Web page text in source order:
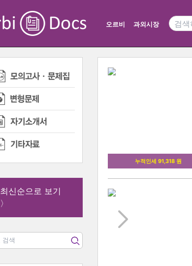
오르비 과외시장
최신순으로 보기
〉
누적인세 91,318 원